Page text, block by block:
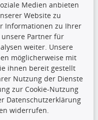
Medien anbieten
Website zu
Informationen zu Ihrer
Partner für
weiter. Unsere
möglicherweise mit
ihnen bereit gestellt
Nutzung der Dienste
zur Cookie-Nutzung
Datenschutzerklärung
widerrufen.